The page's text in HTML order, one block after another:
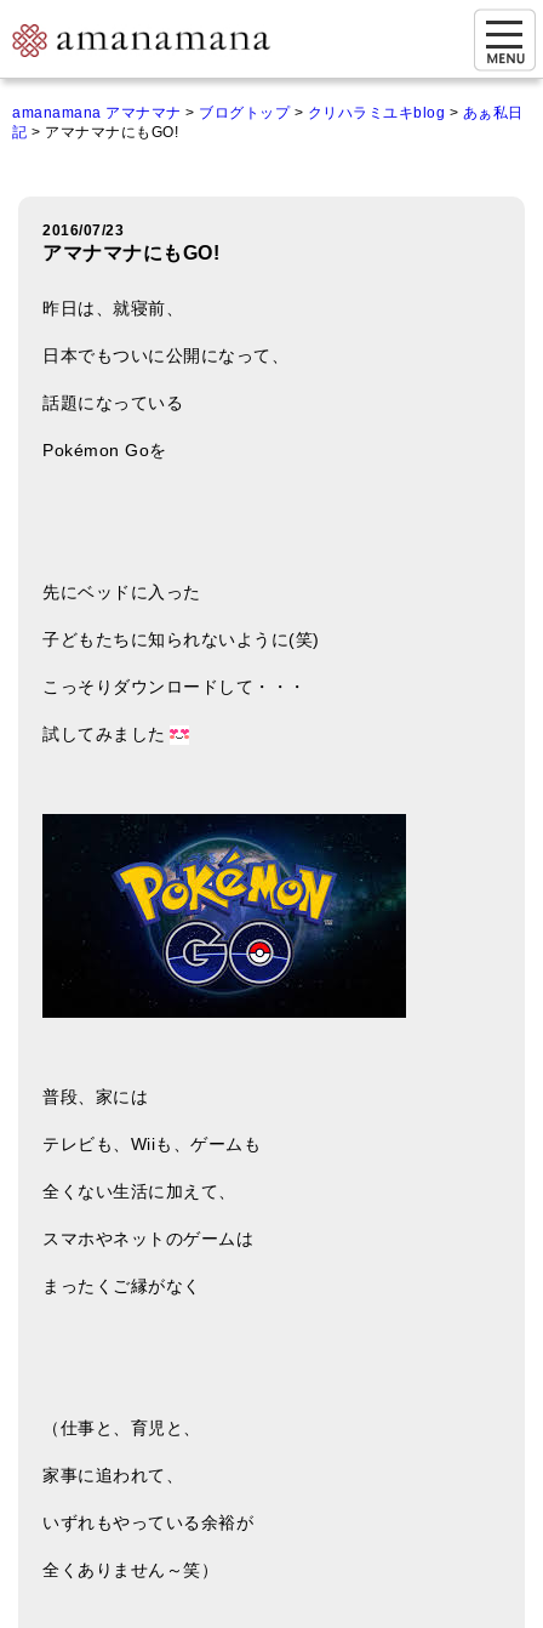
ご来店&購入
オンライン相談&購入
シンギングボウル講座
倍音呼吸法レッスン
オンラインショップ
アマナマナのシンギングボウル
チベット・シンギングボウル
新・鍛造スペシャル
マンダラ彫（黒・渋金）
お得なアマナマナ・セット
特大シンギングボウル・特殊柄
スティック・マレット・リング（台座）
アマナマナのティンシャ
プレミアム・ティンシャ（L・M）
ヒーリング・マンダラポスター
amanamana アマナマナ > ブログトップ> クリハラミユキblog > あぁ私日
記 > アマナマナにもGO!
2016/07/23
アマナマナにもGO!
昨日は、就寝前、
日本でもついに公開になって、
話題になっている
Pokémon Goを
先にベッドに入った
子どもたちに知られないように(笑)
こっそりダウンロードして・・・
試してみました
普段、家には
テレビも、Wiiも、ゲームも
全くない生活に加えて、
スマホやネットのゲームは
まったくご縁がなく
（仕事と、育児と、
家事に追われて、
いずれもやっている余裕が
全くありません～笑）